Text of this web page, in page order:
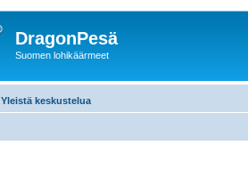
DragonPesä
Suomen lohikäärmeet
Yleistä keskustelua